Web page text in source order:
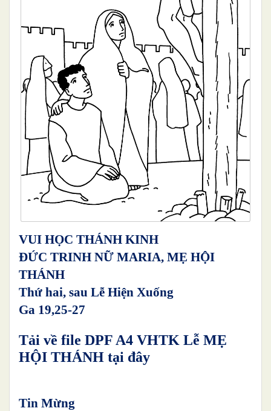
VUI HỌC THÁNH KINH
ĐỨC TRINH NỮ MARIA, MẸ HỘI
THÁNH
Thứ hai, sau Lễ Hiện Xuống
Ga 19,25-27
Tải về file DPF A4 VHTK Lễ MẸ
HỘI THÁNH tại đây
Tin Mừng